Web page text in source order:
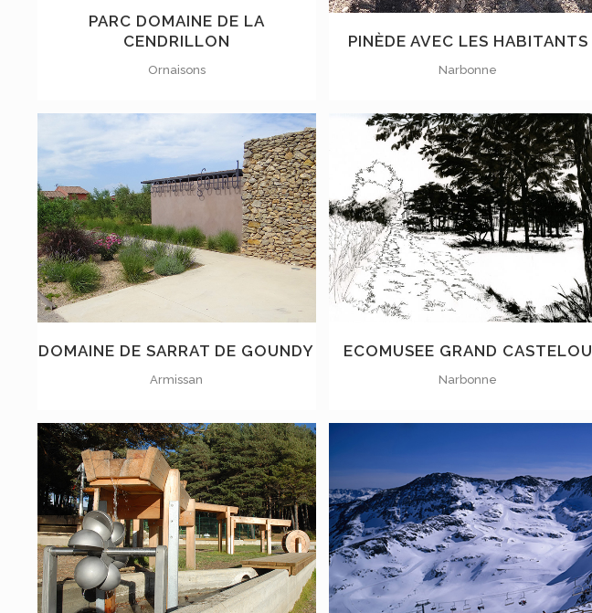
PARC DOMAINE DE LA
CENDRILLON
Ornaisons
PINÈDE AVEC LES HABITANTS
Narbonne
DOMAINE DE SARRAT DE GOUNDY
Armissan
VOIR
ECOMUSEE GRAND CASTELOU
Narbonne
VOIR VOIR